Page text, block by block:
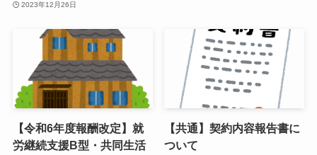
2023年12月26日
【令和6年度報酬改定】就
労継続支援B型・共同生活
【共通】契約内容報告書に
ついて